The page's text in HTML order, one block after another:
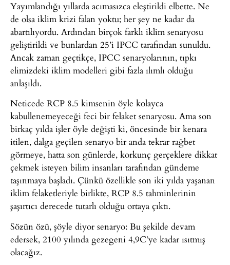
Yayımlandığı yıllarda acımasızca eleştirildi elbette. Ne
de olsa iklim krizi falan yoktu; her şey ne kadar da
abartılıyordu. Ardından birçok farklı iklim senaryosu
geliştirildi ve bunlardan 25’i IPCC tarafından sunuldu.
Ancak zaman geçtikçe, IPCC senaryolarının, tıpkı
elimizdeki iklim modelleri gibi fazla ılımlı olduğu
anlaşıldı.
Neticede RCP 8.5 kimsenin öyle kolayca
kabullenemeyeceği feci bir felaket senaryosu. Ama son
birkaç yılda işler öyle değişti ki, öncesinde bir kenara
itilen, dalga geçilen senaryo bir anda tekrar rağbet
görmeye, hatta son günlerde, korkunç gerçeklere dikkat
çekmek isteyen bilim insanları tarafından gündeme
taşınmaya başladı. Çünkü özellikle son iki yılda yaşanan
iklim felaketleriyle birlikte, RCP 8.5 tahminlerinin
şaşırtıcı derecede tutarlı olduğu ortaya çıktı.
Sözün özü, şöyle diyor senaryo: Bu şekilde devam
edersek, 2100 yılında gezegeni 4,9C’ye kadar ısıtmış
olacağız.